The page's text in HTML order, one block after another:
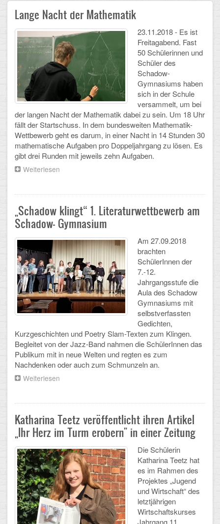
Sekretariat
Ganztagsschule
Schulsozialarbeit
Berufsorientierung
Arbeitsgemeinschaften
Klima-Projekt
Elternchor
Förderverein
Schulzeitung: Der Gottfried
FÄCHER
Deutsch und Fremdsprachen
Ethik, Philosophie und Religion
Gesellschaftswissenschaften
Mathematik, Informatik und Naturwissenschaften
Sport
ORGANISATION
Freistellung/Entschuldigung
Kurswahl 10. Kl.
Umwahl 11. Kl.
mPA
Wahlfächer
TERMINE
Lange Nacht der Mathematik
23.11.2018 - Es ist
Freitagabend. Fast
50 Schülerinnen und
Schüler des
Schadow-
Gymnasiums haben
sich in der Schule
versammelt, um bei
der langen Nacht der Mathematik dabei zu sein. Um 18 Uhr
fällt der Startschuss. In dem bundesweiten Mathematik-
Wettbewerb geht es darum, in einer Nacht in 14 Stunden 30
mathematische Aufgaben pro Doppeljahrgang zu lösen. Es
gibt drei Runden mit jeweils zehn Aufgaben.
Weiterlesen
der
Mathematik
„Schadow klingt“ 1. Literaturwettbewerb am
Schadow- Gymnasium
Am 27.09.2018
brachten
SchülerInnen der
7.-12.
Jahrgangsstufe die
Aula des Schadow
Gymnasiums mit
selbstverfassten
Gedichten,
Kurzgeschichten und Poetry Slam-Texten zum Klingen.
Begleitet von der Jazz-Band nahmen die SchülerInnen das
Publikum mit in neue Welten und regten es zum
Nachdenken oder auch zum Schmunzeln an.
Weiterlesen
1.
Literaturwettbewerb
am
Schadow-
Katharina Teetz veröffentlicht ihren Artikel
„Ihr Herz im Turm erobern" in einer Zeitung
Die Schülerin
Katharina Teetz hat
es im Rahmen des
Projektes „Jugend
und Wirtschaft“ des
letztjährigen
Wirtschaftskurses